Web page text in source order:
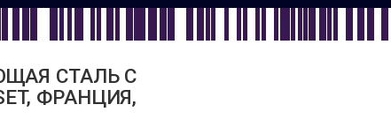
СТАЛЬ С
ФРАНЦИЯ,